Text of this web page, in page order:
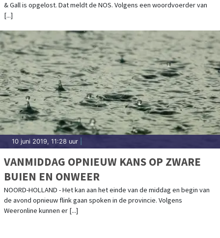
& Gall is opgelost. Dat meldt de NOS. Volgens een woordvoerder van
[...]
10 juni 2019, 11:28 uur
VANMIDDAG OPNIEUW KANS OP ZWARE
BUIEN EN ONWEER
NOORD-HOLLAND - Het kan aan het einde van de middag en begin van
de avond opnieuw flink gaan spoken in de provincie. Volgens
Weeronline kunnen er [...]